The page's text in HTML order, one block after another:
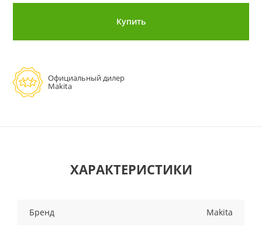
Купить
Официальный дилер
Makita
ХАРАКТЕРИСТИКИ
Бренд Makita